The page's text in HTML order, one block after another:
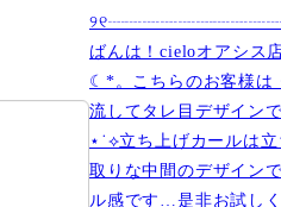
ばんは！cieloオアシス
☾*。こちらのお客様は
流してタレ目デザイン
⋆˙⟡立ち上げカールは
取りな中間のデザイン
ル感です…是非お試し